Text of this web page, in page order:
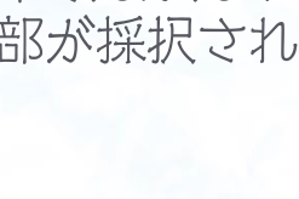
が採択され